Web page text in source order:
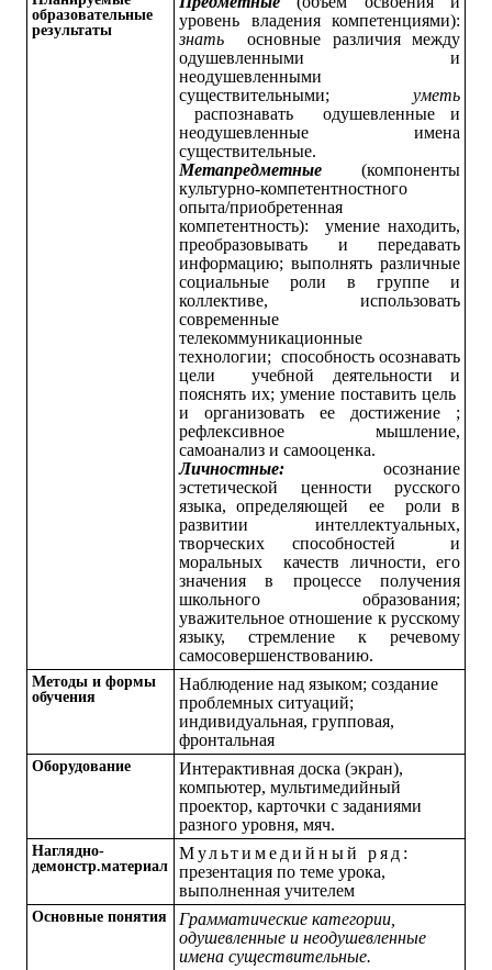
образовательные
результаты
уровень владения компетенциями):
знать основные различия между
одушевленными и
неодушевленными
существительными; уметь
распознавать одушевленные и
неодушевленные имена
существительные.
Метапредметные
(компоненты
культурно-компетентностного
опыта/приобретенная
компетентность): умение находить,
преобразовывать и передавать
информацию; выполнять различные
социальные роли в группе и
коллективе, использовать
современные
телекоммуникационные
технологии; способность осознавать
цели учебной деятельности и
пояснять их; умение поставить цель
и организовать ее достижение ;
рефлексивное мышление,
самоанализ и самооценка.
Личностные:
осознание
эстетической ценности русского
языка, определяющей ее роли в
развитии интеллектуальных,
творческих способностей и
моральных качеств личности, его
значения в процессе получения
школьного образования;
уважительное отношение к русскому
языку, стремление к речевому
самосовершенствованию.
Методы и формы
обучения
Наблюдение над языком; создание
проблемных ситуаций;
индивидуальная, групповая,
фронтальная
Оборудование
Интерактивная доска (экран),
компьютер, мультимедийный
проектор, карточки с заданиями
разного уровня, мяч.
Наглядно-
демонстр.материал
Мультимедийный ряд :
презентация по теме урока,
выполненная учителем
Основные понятия
Грамматические категории,
одушевленные и неодушевленные
имена существительные.